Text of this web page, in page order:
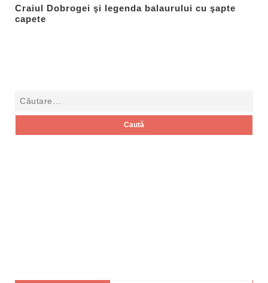
Craiul Dobrogei şi legenda balaurului cu şapte
capete